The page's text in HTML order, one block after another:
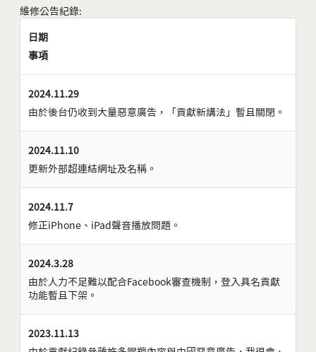
維修公告紀錄:
日期
事項
2024.11.29
由於後台仍收到大量惡意廣告，「貢獻新講法」暫且關閉。
2024.11.10
更新外部超連結網址及名稱。
2024.11.7
修正iPhone、iPad聲音播放問題。
2024.3.28
由於人力不足難以配合Facebook審查機制，登入具名貢獻
功能暫且下架。
2023.11.13